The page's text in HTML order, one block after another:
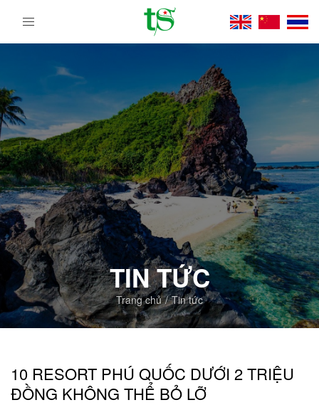
Tour
Việt
Nam
Từ
Bắc
Vào
Nam
|
Trường
Sa
Tourist
DMC
TIN TỨC
Trang chủ Tin tức
10 RESORT PHÚ QUỐC DƯỚI 2 TRIỆU
ĐỒNG KHÔNG THỂ BỎ LỠ